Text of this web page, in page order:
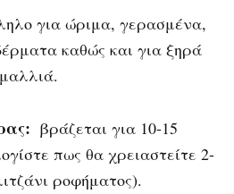
για ώριμα, γερασμένα,
καθώς και για ξηρά
βράζεται για 10-15
πως θα χρειαστείτε 2-
ροφήματος).